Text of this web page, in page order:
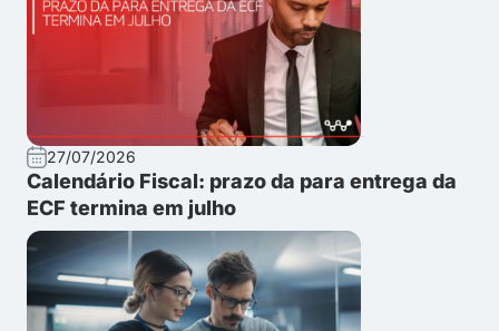
27/07/2026
Calendário Fiscal: prazo da para entrega da
ECF termina em julho